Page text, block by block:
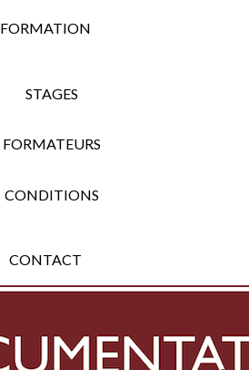
FORMATION
STAGES
FORMATEURS
CONDITIONS
CONTACT